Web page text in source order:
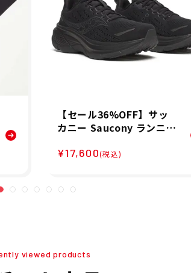
【セール36%OFF】サッ
カニー Saucony ランニン
ハリケーン25 HURRICAN
¥17,600(税込)
viewed products